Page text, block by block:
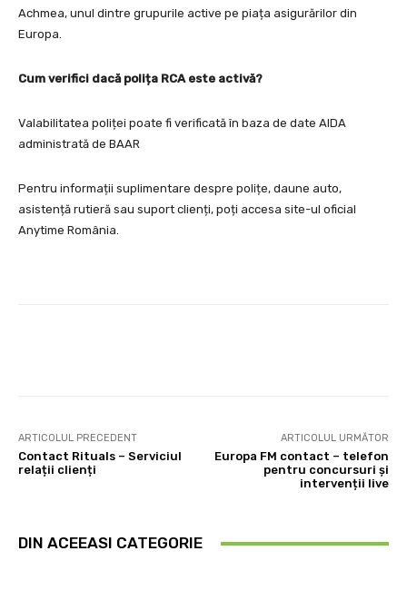
Achmea, unul dintre grupurile active pe piața asigurărilor din
Europa.
Cum verifici dacă polița RCA este activă?
Valabilitatea poliței poate fi verificată în baza de date AIDA
administrată de BAAR
Pentru informații suplimentare despre polițe, daune auto,
asistență rutieră sau suport clienți, poți accesa site-ul oficial
Anytime România.
ARTICOLUL PRECEDENT
Contact Rituals – Serviciul
relații clienți
ARTICOLUL URMĂTOR
Europa FM contact – telefon
pentru concursuri și
intervenții live
DIN ACEEASI CATEGORIE